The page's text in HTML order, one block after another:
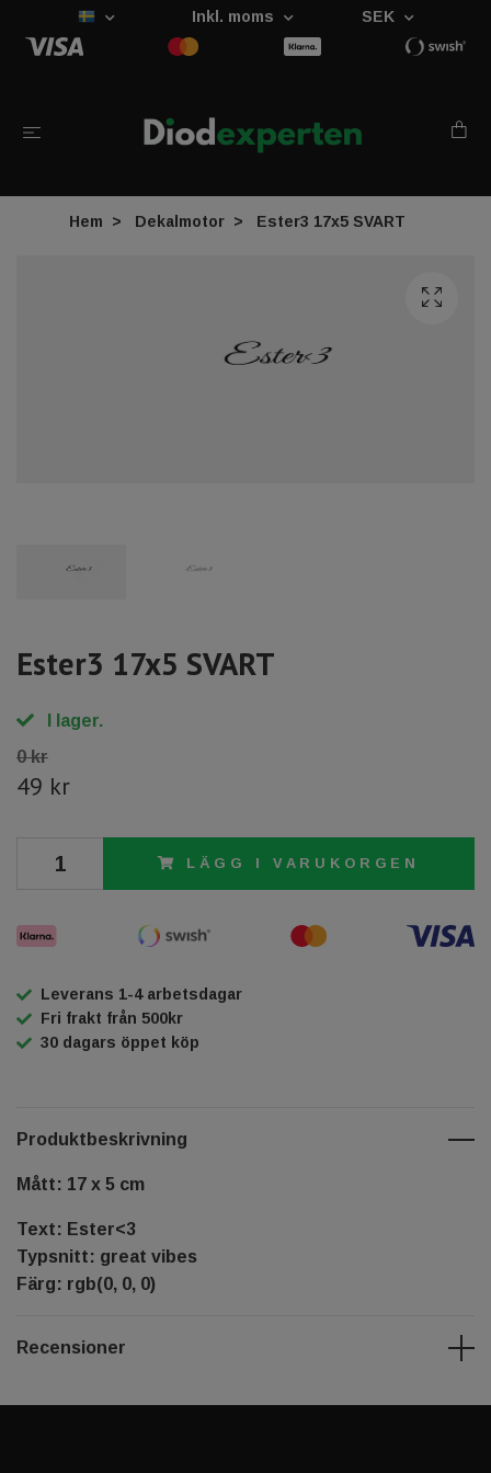
Inkl. moms SEK
Hem Dekalmotor Ester3 17x5 SVART
Ester3 17x5 SVART
I lager.
0 kr
49 kr
LÄGG I VARUKORGEN
Leverans 1-4 arbetsdagar
Fri frakt från 500kr
30 dagars öppet köp
Produktbeskrivning
Mått: 17 x 5 cm
Text: Ester<3
Typsnitt: great vibes
Färg: rgb(0, 0, 0)
Recensioner